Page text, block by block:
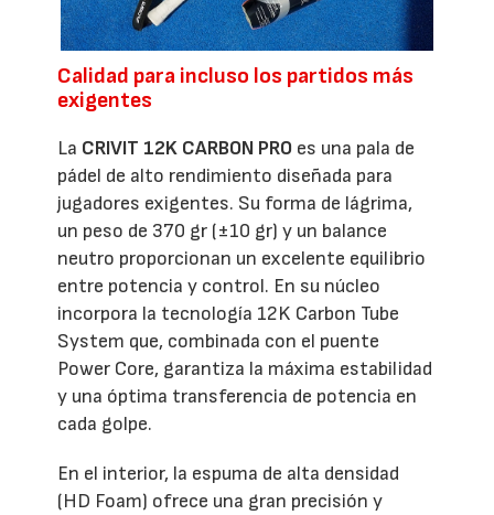
Calidad para incluso los partidos más
exigentes
La CRIVIT 12K CARBON PRO es una pala de
pádel de alto rendimiento diseñada para
jugadores exigentes. Su forma de lágrima,
un peso de 370 gr (±10 gr) y un balance
neutro proporcionan un excelente equilibrio
entre potencia y control. En su núcleo
incorpora la tecnología 12K Carbon Tube
System que, combinada con el puente
Power Core, garantiza la máxima estabilidad
y una óptima transferencia de potencia en
cada golpe.
En el interior, la espuma de alta densidad
(HD Foam) ofrece una gran precisión y